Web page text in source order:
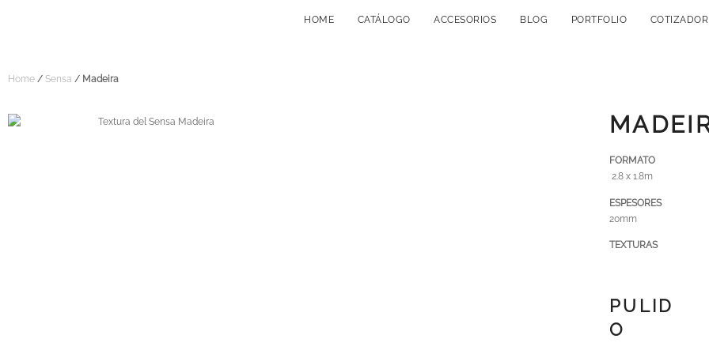
HOME CATÁLOGO ACCESORIOS BLOG PORTFOLIO COTIZADOR
Home / Sensa / Madeira
FORMATO
2.8 x 1.8m
ESPESORES
20mm
TEXTURAS
PULID
O